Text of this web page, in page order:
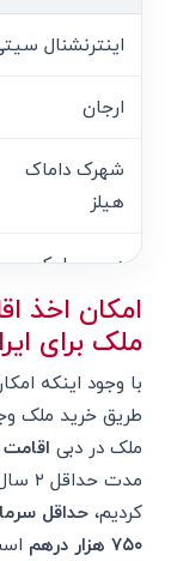
اینترنشنال
ارجان
شهرک داماک
هیلز
دبی سیلیکون
اوسیس
جمیرا ویلیج
سرکل
اسپورت سیتی
بیزنس بی
امکان اخذ
ملک برای
با وجود اینکه
طریق خرید ملک
ملک در دبی
کردیم،حداقل
۷۵۰ هزار درهم
است